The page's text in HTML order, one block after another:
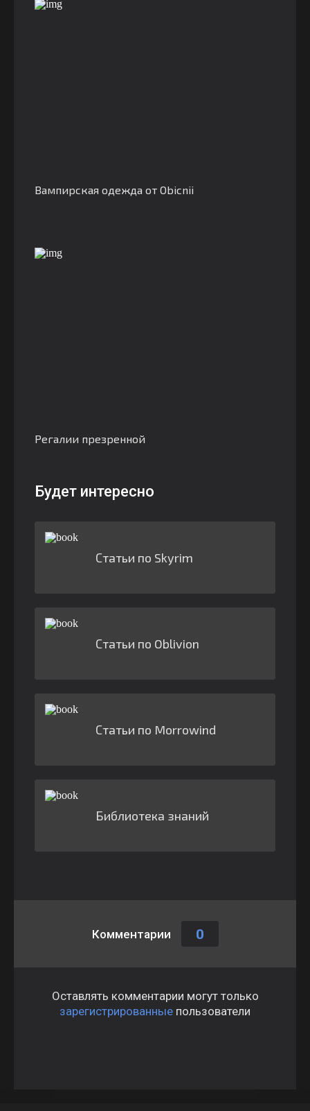
Вампирская одежда от Obicnii
Регалии презренной
Будет интересно
Статьи по Skyrim
Статьи по Oblivion
Статьи по Morrowind
Библиотека знаний
Комментарии 0
Оставлять комментарии могут только
зарегистрированные пользователи